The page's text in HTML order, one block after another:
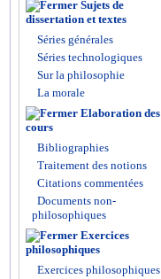
Sujets de
dissertation et textes
Séries générales
Séries technologiques
Sur la philosophie
La morale
Elaboration des
cours
Bibliographies
Traitement des notions
Citations commentées
Documents non-
philosophiques
Exercices
philosophiques
Exercices philosophiques